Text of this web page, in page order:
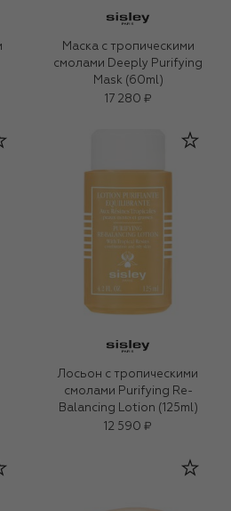
Маска с тропическими
смолами Deeply Purifying
Mask (60ml)
17 280 ₽
Лосьон с тропическими
смолами Purifying Re-
Balancing Lotion (125ml)
12 590 ₽